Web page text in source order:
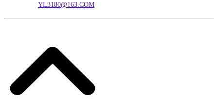
YL3180@163.COM